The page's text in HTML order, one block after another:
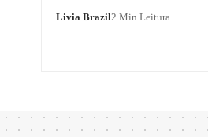
Livia Brazil2 Min Leitura